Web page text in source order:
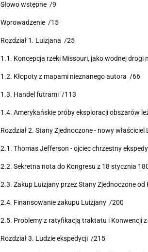
Słowo wstępne /9
Wprowadzenie /15
Rozdział 1. Luizjana /25
1.1. Koncepcja rzeki Missouri, jako wodnej drogi
1.2. Kłopoty z mapami nieznanego autora /66
1.3. Handel futrami /113
1.4. Amerykańskie próby eksploracji obszarów
Rozdział 2. Stany Zjednoczone - nowy
2.1. Thomas Jefferson - ojciec chrzestny
2.2. Sekretna nota do Kongresu z 18 stycznia
2.3. Zakup Luizjany przez Stany Zjednoczone od
2.4. Finansowanie zakupu Luizjany /200
2.5. Problemy z ratyfikacją traktatu i Konwencji
Rozdział 3. Ludzie ekspedycji /215